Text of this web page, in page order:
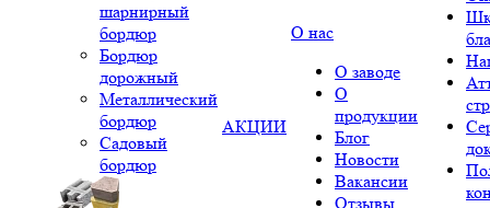
шарнирный
бордюр
Бордюр
дорожный
Металлический
бордюр
Садовый
бордюр
АКЦИИ
О нас
О заводе
О
продукции
Блог
Новости
Вакансии
Отзывы